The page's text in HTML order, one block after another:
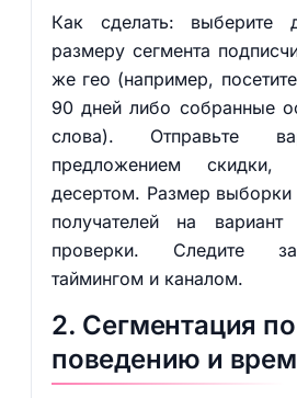
Как сделать: выберите
размеру сегмента
же гео (например,
90 дней либо собранные
слова). Отправьте
предложением
десертом. Размер
получателей на
проверки. Следите
таймингом и каналом.
2. Сегментация по
поведению и